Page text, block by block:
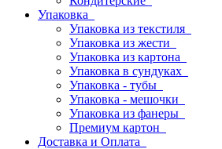
Упаковка
Упаковка из текстиля
Упаковка из жести
Упаковка из картона
Упаковка в сундуках
Упаковка - тубы
Упаковка - мешочки
Упаковка из фанеры
Премиум картон
Доставка и Оплата